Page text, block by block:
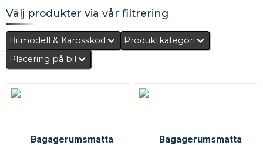
Välj produkter via vår filtrering
Bilmodell & Karosskod
Produktkategori
Placering på bil